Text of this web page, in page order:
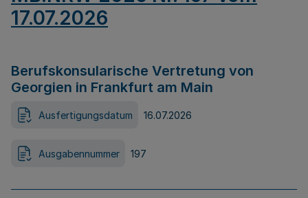
17.07.2026
Berufskonsularische Vertretung von
Georgien in Frankfurt am Main
Ausfertigungsdatum 16.07.2026
Ausgabennummer 197